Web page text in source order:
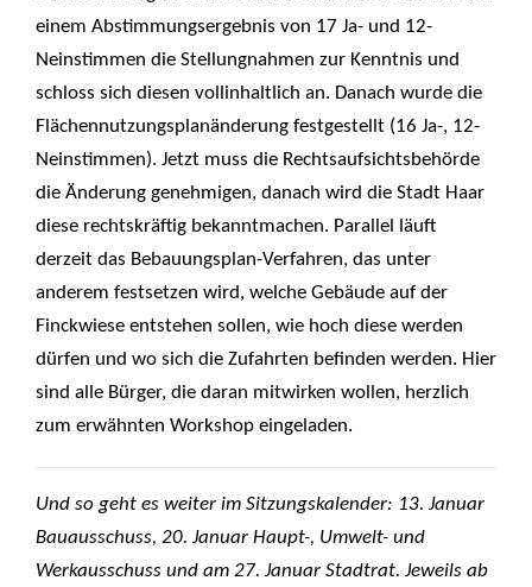
einem Abstimmungsergebnis von 17 Ja- und 12-
Neinstimmen die Stellungnahmen zur Kenntnis und
schloss sich diesen vollinhaltlich an. Danach wurde die
Flächennutzungsplanänderung festgestellt (16 Ja-, 12-
Neinstimmen). Jetzt muss die Rechtsaufsichtsbehörde
die Änderung genehmigen, danach wird die Stadt Haar
diese rechtskräftig bekanntmachen. Parallel läuft
derzeit das Bebauungsplan-Verfahren, das unter
anderem festsetzen wird, welche Gebäude auf der
Finckwiese entstehen sollen, wie hoch diese werden
dürfen und wo sich die Zufahrten befinden werden. Hier
sind alle Bürger, die daran mitwirken wollen, herzlich
zum erwähnten Workshop eingeladen.
Und so geht es weiter im Sitzungskalender: 13. Januar
Bauausschuss, 20. Januar Haupt-, Umwelt- und
Werkausschuss und am 27. Januar Stadtrat. Jeweils ab